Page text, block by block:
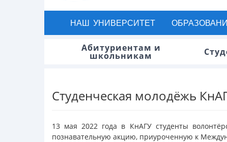
НАШ УНИВЕРСИТЕТ
Абитуриентам и
школьникам
Студенческая молодёжь
13 мая 2022 года в КнАГУ студенты
познавательную акцию, приуроченную к